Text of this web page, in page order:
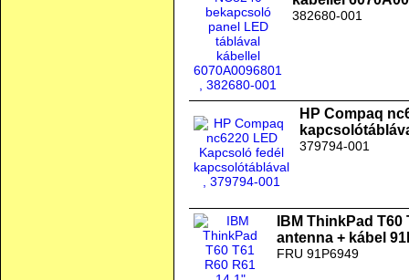
382680-001
HP Compaq
379794-001
IBM ThinkPad
antenna + kábel
FRU 91P6949